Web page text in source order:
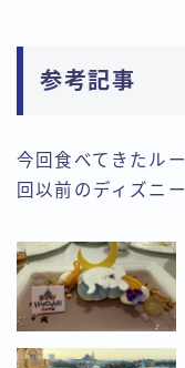
参考記事
今回食べてきたル
回以前のディズニ